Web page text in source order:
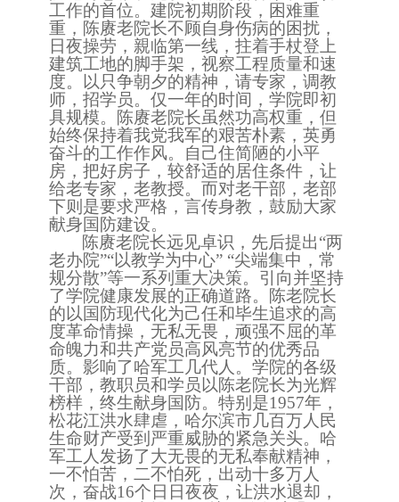
工作的首位。建院初期阶段，困难重
重，陈赓老院长不顾自身伤病的困扰，
日夜操劳，親临第一线， 拄着手杖登上
建筑工地的脚手架，视察工程质量和速
度。以只争朝夕的精神，请专家，调教
师，招学员。仅一年的时间，学院即初
具规模。陈赓老院长虽然功高权重，但
始终保持着我党我军的艰苦朴素，英勇
奋斗的工作作风。自己住简陋的小平
房，把好房子，较舒适的居住条件，让
给老专家，老教授。而对老干部，老部
下则是要求严格，言传身教，鼓励大家
献身国防建设。
陈赓老院长远见卓识，先后提出“两
老办院”“以教学为中心” “尖端集中，常
规分散”等一系列重大决策。引 向并坚持
了学院健康发展的正确道路。陈老院长
的以国防现代化为己任和毕生追求的高
度革命情操， 无私无畏，顽强不屈的革
命魄力和共产党员高风亮节的优秀品
质。影响了哈军工几代人。学院的各级
干部，教职员和学员以陈老院长为光辉
榜样，终生献身国防。特别是1957年，
松花江洪水肆虐， 哈尔滨市几百万人民
生命财产受到严重威胁的紧急关头。哈
军工人发扬了大无畏的无私奉献精神，
一不怕苦，二不怕死，出动十多万人
次，奋战16个日日夜夜 ，让洪水退却，